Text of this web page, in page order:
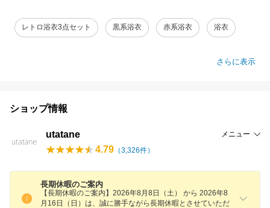
レトロ浴衣3点セット 黒系浴衣 赤系浴衣 浴衣
さらに表示
ショップ情報
utatane メニュー
4.79 （3,326件）
長期休暇のご案内
【長期休暇のご案内】2026年8月8日（土） から 2026年8
月16日（日）は、誠に勝手ながら長期休暇とさせていただ